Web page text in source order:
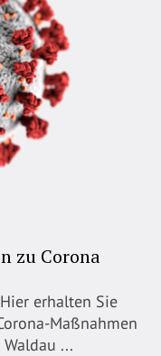
zu Corona
erhalten Sie
Maßnahmen
...